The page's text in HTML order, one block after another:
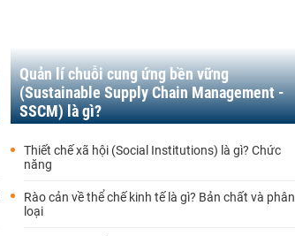
Quản lí chuỗi cung ứng bền vững
(Sustainable Supply Chain Management -
SSCM) là gì?
Thiết chế xã hội (Social Institutions) là gì? Chức
năng
Rào cản về thể chế kinh tế là gì? Bản chất và phân
loại